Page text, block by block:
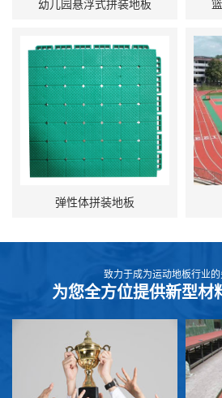
幼儿园悬浮式拼装地板
弹性体拼装地板
致力于成为运动地板行业
为您全方位提供新型材